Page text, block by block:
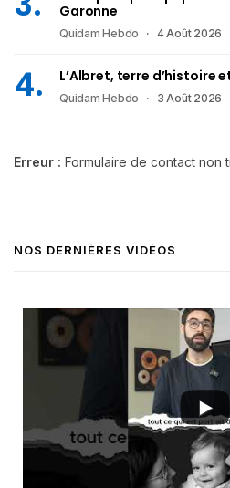
Garonne
Quidam Hebdo 4 Août 2026
L’Albret, terre d’histoire
Quidam Hebdo 3 Août 2026
Erreur : Formulaire de contact non
NOS DERNIÈRES VIDÉOS